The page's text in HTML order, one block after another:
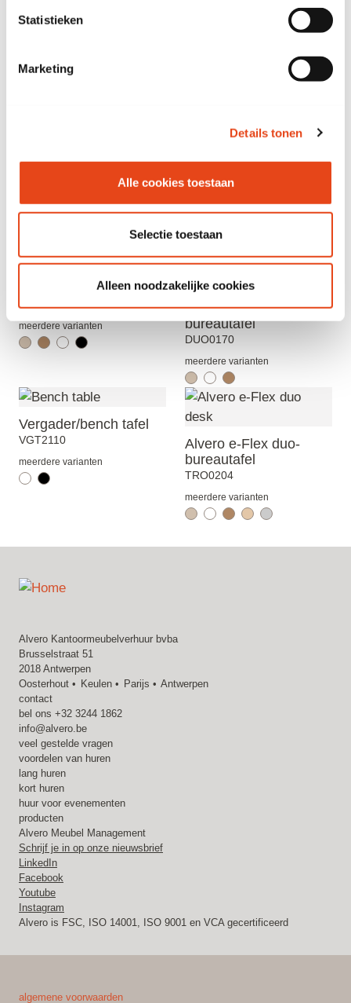
Statistieken
Marketing
Details tonen
Alle cookies toestaan
Selectie toestaan
Alleen noodzakelijke cookies
Zie ook
Alvero Basic tafel
TBA0813
meerdere varianten
Alvero e-Flex duo-
bureautafel
DUO0170
meerdere varianten
Vergader/bench tafel
VGT2110
meerdere varianten
Alvero e-Flex duo-
bureautafel
TRO0204
meerdere varianten
Alvero Kantoormeubelverhuur bvba
Brusselstraat 51
2018 Antwerpen
Oosterhout
Keulen Parijs
Antwerpen
contact
bel ons +32 3244 1862
info@alvero.be
veel gestelde vragen
voordelen van huren
lang huren
kort huren
huur voor evenementen
producten
Alvero Meubel Management
Schrijf je in op onze nieuwsbrief
LinkedIn
Facebook
Youtube
Instagram
Alvero is FSC, ISO 14001, ISO 9001 en VCA gecertificeerd
algemene voorwaarden